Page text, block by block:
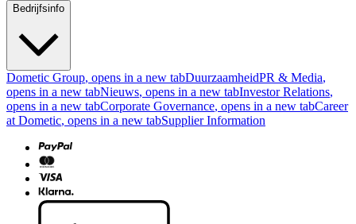
Bedrijfsinfo
Dometic Group, opens in a new tabDuurzaamheidPR & Media,
opens in a new tabNieuws, opens in a new tabInvestor Relations,
opens in a new tabCorporate Governance, opens in a new tabCareer
at Dometic, opens in a new tabSupplier Information